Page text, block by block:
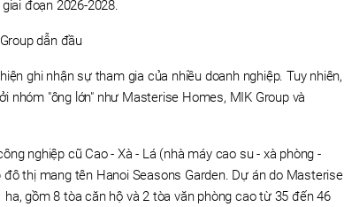
đoạn 2026-2028.
dẫn đầu
ghi nhận sự tham gia của nhiều doanh nghiệp. Tuy nhiên,
nhóm "ông lớn" như Masterise Homes, MIK Group và
nghiệp cũ Cao - Xà - Lá (nhà máy cao su - xà phòng -
thị mang tên Hanoi Seasons Garden. Dự án do Masterise
gồm 8 tòa căn hộ và 2 tòa văn phòng cao từ 35 đến 46